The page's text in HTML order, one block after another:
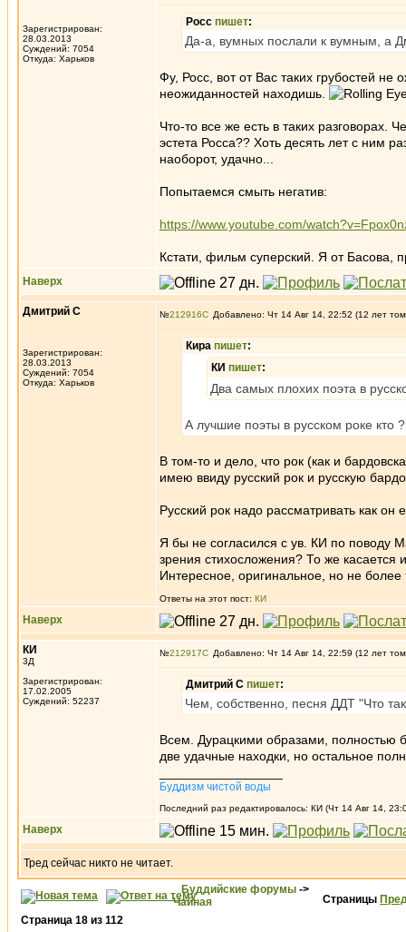
Зарегистрирован:
28.03.2013
Суждений: 7054
Откуда: Харьков
Росс пишет:
Да-а, вумных послали к вумным, а
Фу, Росс, вот от Вас таких грубостей не
неожиданностей находишь.
Что-то все же есть в таких разговорах.
эстета Росса?? Хоть десять лет с ним
наоборот, удачно...
Попытаемся смыть негатив:
https://www.youtube.com/
Кстати, фильм суперский. Я от Басова,
Наверх
Дмитрий С
Зарегистрирован:
28.03.2013
Суждений: 7054
Откуда: Харьков
№212916 Добавлено: Чт 14 Авг 14, 22:52 (12 лет
Кира пишет:
КИ пишет:
Два самых плохих поэта в
А лучшие поэты в русском роке кто ?
В том-то и дело, что рок (как и
имею ввиду русский рок и русскую
Русский рок надо рассматривать как он
Я бы не согласился с ув. КИ по поводу
зрения стихосложения? То же
Интересное, оригинальное, но не более
Ответы на этот пост: КИ
Наверх
КИ
3Д
Зарегистрирован:
17.02.2005
Суждений: 52237
№212917 Добавлено: Чт 14 Авг 14, 22:59 (12 лет
Дмитрий С пишет:
Чем, собственно, песня ДДТ "Что
Всем. Дурацкими образами,
две удачные находки, но остальное
Буддизм чистой воды
Последний раз редактировалось: КИ (Чт 14 Авг 14,
Наверх
Тред сейчас никто не читает.
Буддийские форумы ->
Чайная
Страницы
Страница 18 из 112